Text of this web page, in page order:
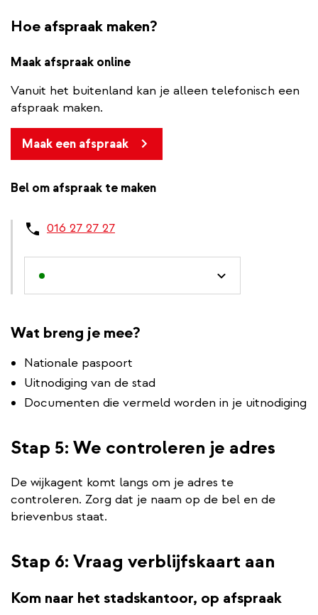
Hoe afspraak maken?
Maak afspraak online
Vanuit het buitenland kan je alleen telefonisch een
afspraak maken.
Maak een afspraak
Bel om afspraak te maken
016 27 27 27
Wat breng je mee?
Nationale paspoort
Uitnodiging van de stad
Documenten die vermeld worden in je uitnodiging
Stap 5: We controleren je adres
De wijkagent komt langs om je adres te
controleren. Zorg dat je naam op de bel en de
brievenbus staat.
Stap 6: Vraag verblijfskaart aan
Kom naar het stadskantoor, op afspraak